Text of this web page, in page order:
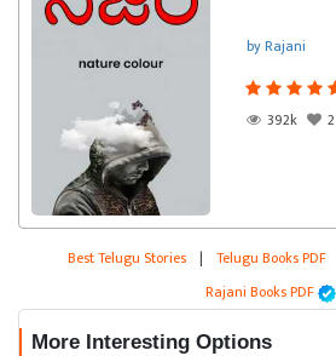
by Rajani
392k
2
Best Telugu Stories | Telugu Books PDF
Rajani Books PDF
More Interesting Options